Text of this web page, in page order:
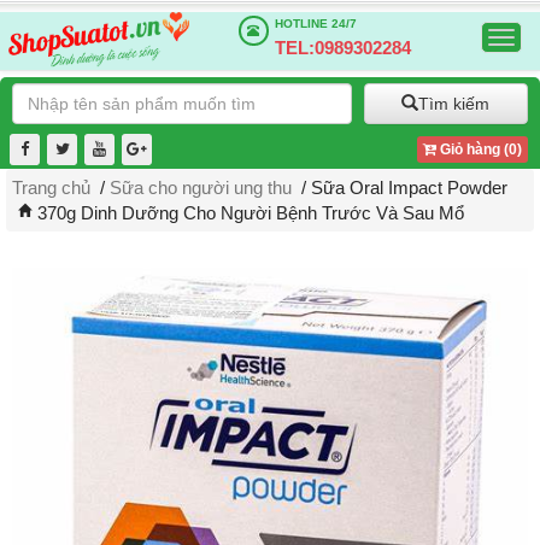
HOTLINE 24/7
TEL:0989302284
Tìm kiếm
Giỏ hàng (0)
Trang chủ / Sữa cho người ung thu / Sữa Oral Impact Powder
370g Dinh Dưỡng Cho Người Bệnh Trước Và Sau Mổ